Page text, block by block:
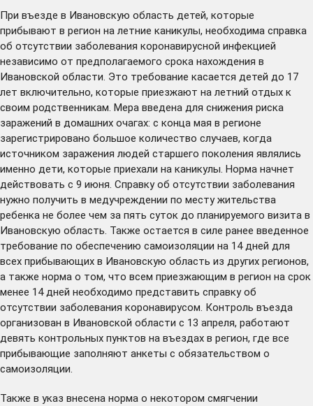
При въезде в Ивановскую область детей, которые
прибывают в регион на летние каникулы, необходима справка
об отсутствии заболевания коронавирусной инфекцией
независимо от предполагаемого срока нахождения в
Ивановской области. Это требование касается детей до 17
лет включительно, которые приезжают на летний отдых к
своим родственникам. Мера введена для снижения риска
заражений в домашних очагах: с конца мая в регионе
зарегистрировано большое количество случаев, когда
источником заражения людей старшего поколения являлись
именно дети, которые приехали на каникулы. Норма начнет
действовать с 9 июня. Справку об отсутствии заболевания
нужно получить в медучреждении по месту жительства
ребенка не более чем за пять суток до планируемого визита в
Ивановскую область. Также остается в силе ранее введенное
требование по обеспечению самоизоляции на 14 дней для
всех прибывающих в Ивановскую область из других регионов,
а также норма о том, что всем приезжающим в регион на срок
менее 14 дней необходимо представить справку об
отсутствии заболевания коронавирусом. Контроль въезда
организован в Ивановской области с 13 апреля, работают
девять контрольных пунктов на въездах в регион, где все
прибывающие заполняют анкеты с обязательством о
самоизоляции.
Также в указ внесена норма о некотором смягчении